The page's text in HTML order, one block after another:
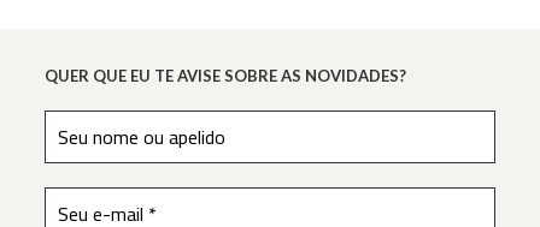
QUER QUE EU TE AVISE SOBRE AS NOVIDADES?